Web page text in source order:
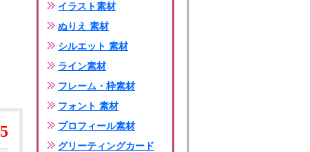
5
イラスト素材
ぬりえ 素材
シルエット 素材
ライン素材
フレーム・枠素材
フォント 素材
プロフィール素材
グリーティングカード